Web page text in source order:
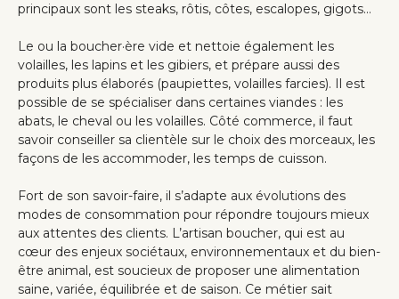
principaux sont les steaks, rôtis, côtes, escalopes, gigots…
Le ou la boucher·ère vide et nettoie également les
volailles, les lapins et les gibiers, et prépare aussi des
produits plus élaborés (paupiettes, volailles farcies). Il est
possible de se spécialiser dans certaines viandes : les
abats, le cheval ou les volailles. Côté commerce, il faut
savoir conseiller sa clientèle sur le choix des morceaux, les
façons de les accommoder, les temps de cuisson.
Fort de son savoir-faire, il s’adapte aux évolutions des
modes de consommation pour répondre toujours mieux
aux attentes des clients. L’artisan boucher, qui est au
cœur des enjeux sociétaux, environnementaux et du bien-
être animal, est soucieux de proposer une alimentation
saine, variée, équilibrée et de saison. Ce métier sait